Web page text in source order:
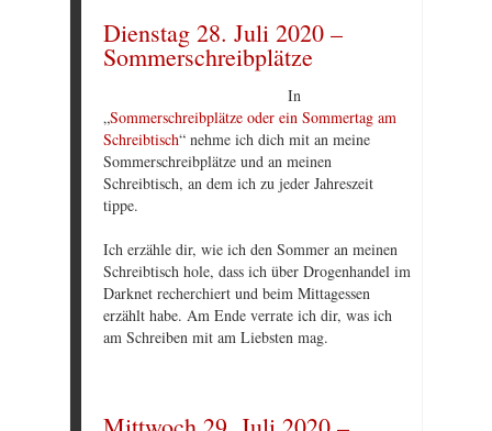
Dienstag 28. Juli 2020 –
Sommerschreibplätze
In
„Sommerschreibplätze oder ein Sommertag am
Schreibtisch“ nehme ich dich mit an meine
Sommerschreibplätze und an meinen
Schreibtisch, an dem ich zu jeder Jahreszeit
tippe.
Ich erzähle dir, wie ich den Sommer an meinen
Schreibtisch hole, dass ich über Drogenhandel im
Darknet recherchiert und beim Mittagessen
erzählt habe. Am Ende verrate ich dir, was ich
am Schreiben mit am Liebsten mag.